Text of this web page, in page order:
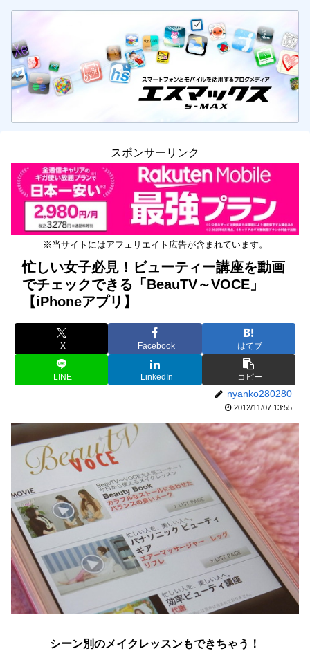
スポンサーリンク
※当サイトにはアフェリエイト広告が含まれています。
忙しい女子必見！ビューティー講座を動画
でチェックできる「BeauTV～VOCE」
【iPhoneアプリ】
X Facebook はてブ
LINE LinkedIn コピー
nyanko280280
2012/11/07 13:55
シーン別のメイクレッスンもできちゃう！